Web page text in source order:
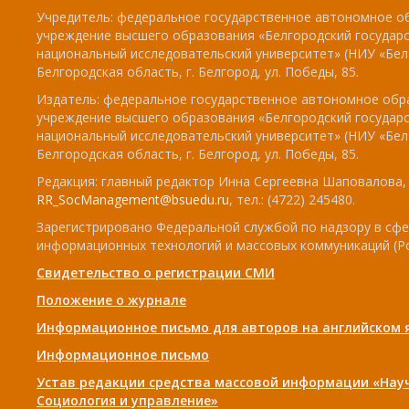
Учредитель: федеральное государственное автономное
учреждение высшего образования «Белгородский
национальный исследовательский университет» (НИУ
Белгородская область, г. Белгород, ул. Победы, 85.
Издатель: федеральное государственное автономное
учреждение высшего образования «Белгородский
национальный исследовательский университет» (НИУ
Белгородская область, г. Белгород, ул. Победы, 85.
Редакция: главный редактор Инна Сергеевна
RR_SocManagement@bsuedu.ru, тел.: (4722) 245480.
Зарегистрировано Федеральной службой по надзору в
информационных технологий и массовых коммуникаций
Свидетельство о регистрации СМИ
Положение о журнале
Информационное письмо для авторов на английском
Информационное письмо
Устав редакции средства массовой информации
Социология и управление»